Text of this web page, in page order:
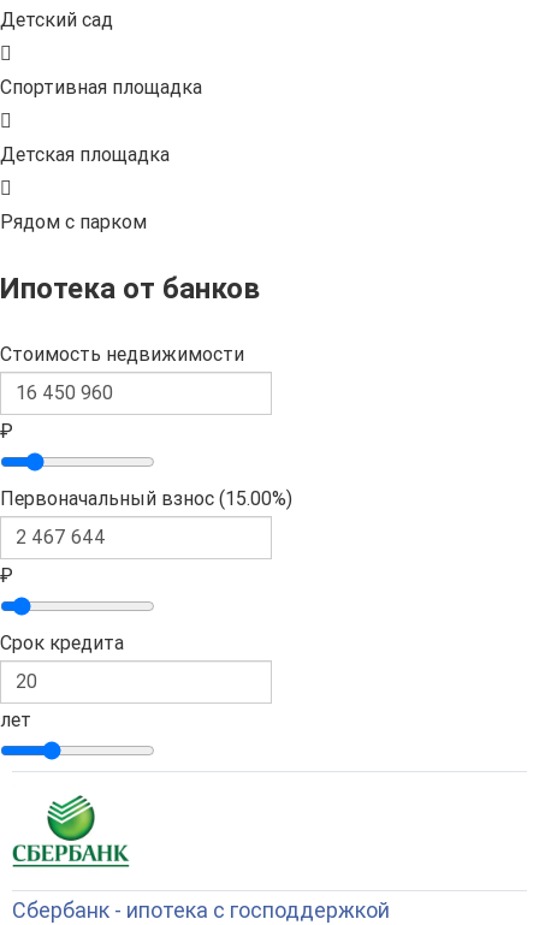
Детский сад
Спортивная площадка
Детская площадка
Рядом с парком
Ипотека от банков
Стоимость недвижимости
₽
Первоначальный взнос (15.00%)
₽
Срок кредита
лет
Сбербанк - ипотека с господдержкой